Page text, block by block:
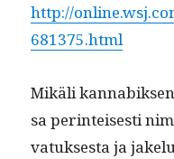
http://
681375.html
Mikäli
sa per­in­teis­es­ti
vatuk­ses­ta ja